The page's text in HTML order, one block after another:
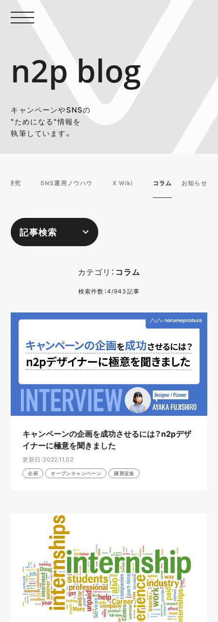
n2p blog
キャンペーンやSNSの
"ためになる"情報を
執筆しています。
研究 SNS運用ノウハウ X Wiki コラム お知らせ
記事検索
カテゴリ： コラム
検索件数：4/943記事
キャンペーンの企画を成功させるには？n2pデザ
イナーに極意を聞きました
更新日：2022.11.02
企画 オープンキャンペーン 購買促進